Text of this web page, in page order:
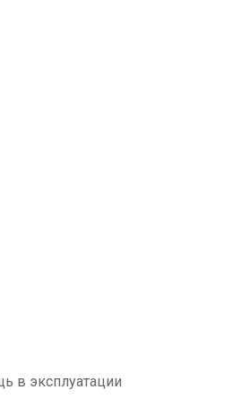
в эксплуатации